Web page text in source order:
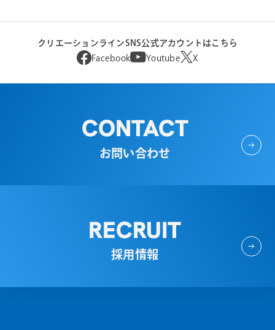
クリエーションラインSNS公式アカウントはこちら
Facebook
Youtube X
CONTACT
お問い合わせ
RECRUIT
採用情報